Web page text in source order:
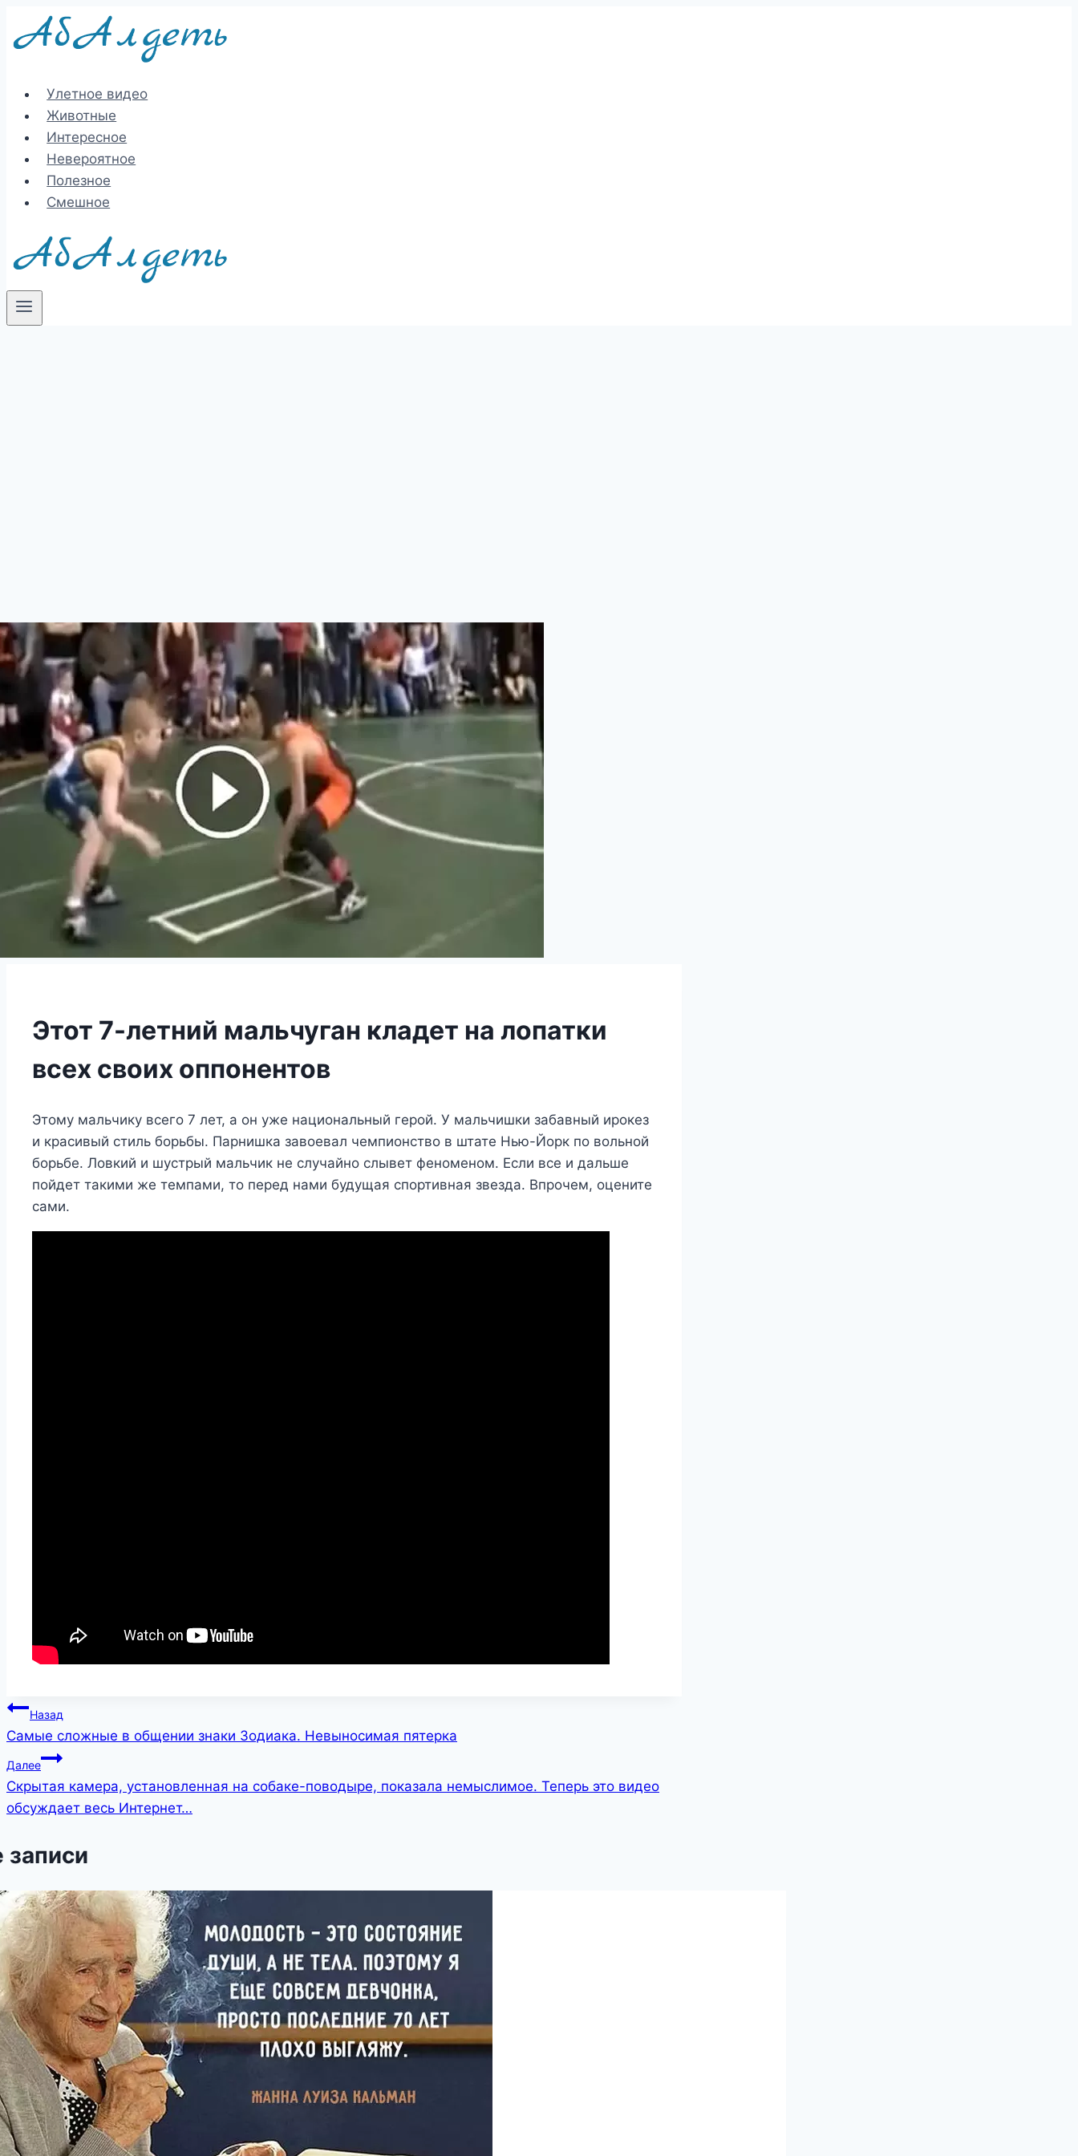
Перейти
Улетное видео
Животные
Интересное
Невероятное
Полезное
Смешное
Этот 7-летний мальчуган кладет на лопатки
всех своих оппонентов
Этому мальчику всего 7 лет, а он уже национальный герой. У мальчишки забавный ирокез
и красивый стиль борьбы. Парнишка завоевал чемпионство в штате Нью-Йорк по вольной
борьбе. Ловкий и шустрый мальчик не случайно слывет феноменом. Если все и дальше
пойдет такими же темпами, то перед нами будущая спортивная звезда. Впрочем, оцените
сами.
Навигация
по
записям
Назад
Самые сложные в общении знаки Зодиака. Невыносимая пятерка
Далее
Скрытая камера, установленная на собаке-поводыре, показала немыслимое. Теперь это видео
обсуждает весь Интернет…